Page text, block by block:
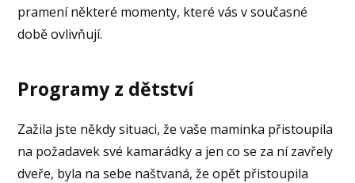
pramení některé momenty, které vás v současné
době ovlivňují.
Programy z dětství
Zažila jste někdy situaci, že vaše maminka přistoupila
na požadavek své kamarádky a jen co se za ní zavřely
dveře, byla na sebe naštvaná, že opět přistoupila